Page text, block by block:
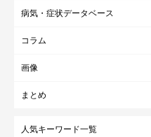
病気・症状データベース
コラム
画像
まとめ
人気キーワード一覧